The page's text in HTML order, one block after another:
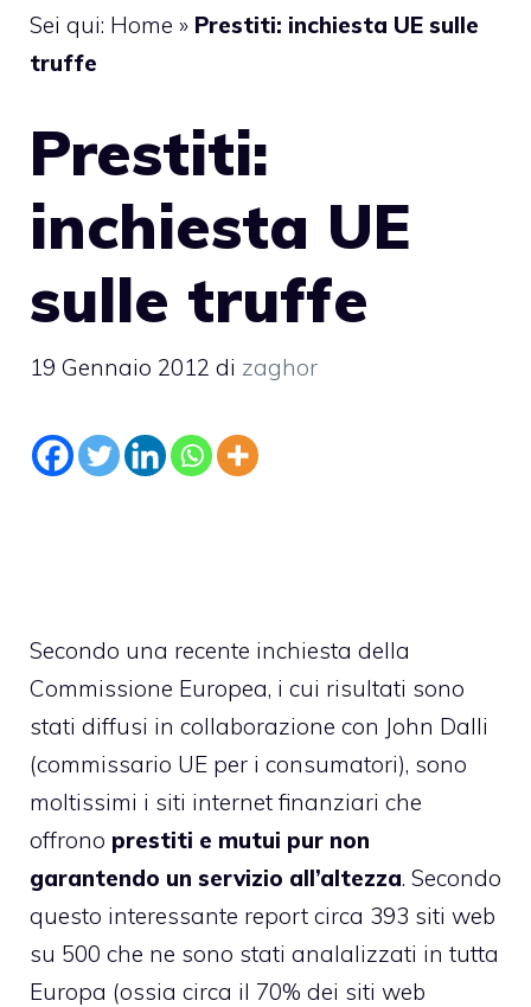
Sei qui: Home » Prestiti: inchiesta UE sulle
truffe
Prestiti:
inchiesta UE
sulle truffe
19 Gennaio 2012 di zaghor
Secondo una recente inchiesta della
Commissione Europea, i cui risultati sono
stati diffusi in collaborazione con John Dalli
(commissario UE per i consumatori), sono
moltissimi i siti internet finanziari che
offrono prestiti e mutui pur non
garantendo un servizio all’altezza. Secondo
questo interessante report circa 393 siti web
su 500 che ne sono stati analalizzati in tutta
Europa (ossia circa il 70% dei siti web